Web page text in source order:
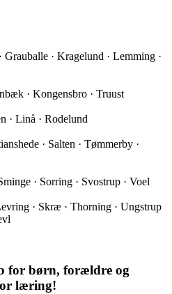
· Kragelund · Lemming ·
· Kongensbro · Truust
· Linå · Rodelund
· Salten · Tømmerby ·
· Sorring · Svostrup · Voel
· Skræ · Thorning · Ungstrup
for børn, forældre og
læring!